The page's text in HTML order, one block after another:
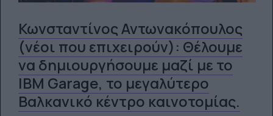
Κωνσταντίνος Αντωνακόπουλος
(νέοι που επιχειρούν): Θέλουμε
να δημιουργήσουμε μαζί με το
IBM Garage, το μεγαλύτερο
Βαλκανικό κέντρο καινοτομίας.